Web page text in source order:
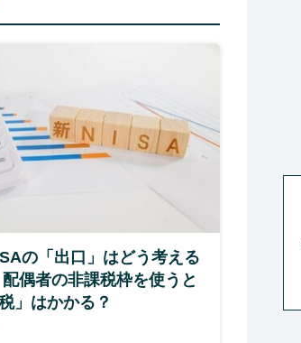
の「出口」はどう考える
偶者の非課税枠を使うと
」はかかる？